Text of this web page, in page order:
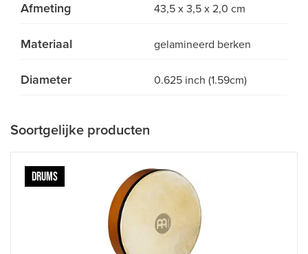
Afmeting 43,5 x 3,5 x 2,0 cm
Materiaal gelamineerd berken
Diameter 0.625 inch (1.59cm)
Soortgelijke producten
DRUMS